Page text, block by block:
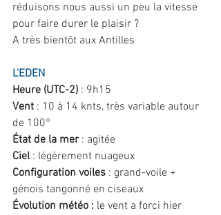
réduisons nous aussi un peu la vitesse
pour faire durer le plaisir ?
A très bientôt aux Antilles
L'EDEN
Heure (UTC-2) : 9h15
Vent : 10 à 14 knts, très variable autour
de 100°
État de la mer : agitée
Ciel : légèrement nuageux
Configuration voiles : grand-voile +
génois tangonné en ciseaux
Évolution météo : le vent a forci hier